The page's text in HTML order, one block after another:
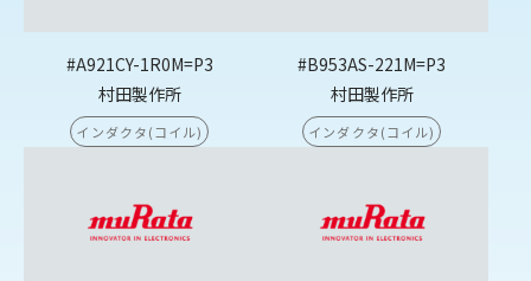
#A921CY-1R0M=P3
村田製作所
インダクタ(コイル)
#B953AS-221M=P3
村田製作所
インダクタ(コイル)